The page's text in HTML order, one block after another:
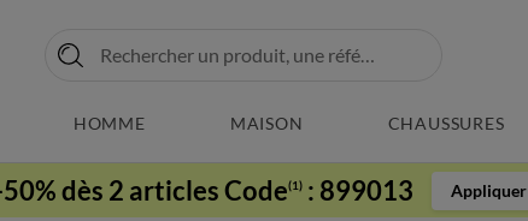
HOMME MAISON CHAUSSURES
dès 2 articles Code(1) : 899013 Appliquer